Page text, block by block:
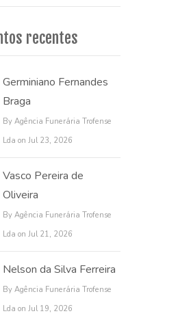
recentes
Germiniano Fernandes
Braga
By Agência Funerária Trofense
Lda on Jul 23, 2026
Vasco Pereira de
Oliveira
By Agência Funerária Trofense
Lda on Jul 21, 2026
Nelson da Silva Ferreira
By Agência Funerária Trofense
Lda on Jul 19, 2026